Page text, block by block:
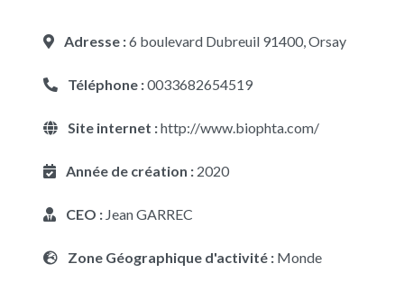
Adresse :6 boulevard Dubreuil 91400, Orsay
Téléphone :0033682654519
Site internet :http://www.biophta.com/
Année de création : 2020
CEO : Jean GARREC
Zone Géographique d'activité : Monde